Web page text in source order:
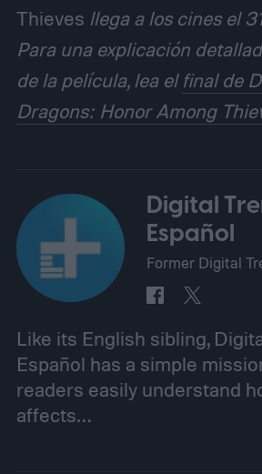
Thieves llega a los cines el
Para una explicación
de la película, lea elfinal de
Dragons: Honor Among
Digital
Español
Former Digital
Like its English sibling,
Español has a simple
readers easily understand
affects…